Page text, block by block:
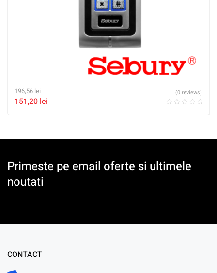
196,56lei
151,20 lei
(0 reviews)
Primeste pe email oferte si ultimele
noutati
CONTACT